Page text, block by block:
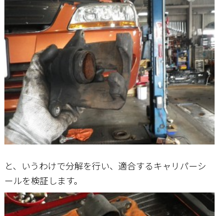
と、いうわけで分解を行い、適合するキャリパーシ
ールを検証します。